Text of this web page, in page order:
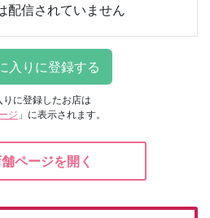
配信されていません
りに登録したお店は
ジ 」に表示されます。
ページを開く